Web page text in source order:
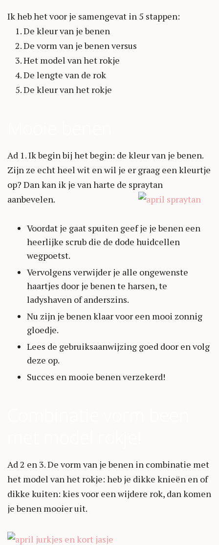
Ik heb het voor je samengevat in 5 stappen:
1. De kleur van je benen
2. De vorm van je benen versus
3. Het model van het rokje
4. De lengte van de rok
5. De kleur van het rokje
Ad 1. Ik begin bij het begin: de kleur van je benen.
Zijn ze echt heel wit en wil je er graag een kleurtje
op? Dan kan ik je van harte de spraytan
aanbevelen.
Voordat je gaat spuiten geef je je benen een
heerlijke scrub die de dode huidcellen
wegpoetst.
Vervolgens verwijder je alle ongewenste
haartjes door je benen te harsen, te
ladyshaven of anderszins.
Nu zijn je benen klaar voor een mooi zonnig
gloedje.
Lees de gebruiksaanwijzing goed door en volg
deze op.
Succes en mooie benen verzekerd!
Ad 2 en 3. De vorm van je benen in combinatie met
het model van het rokje: heb je dikke knieën en of
dikke kuiten: kies voor een wijdere rok, dan komen
je benen mooier uit.